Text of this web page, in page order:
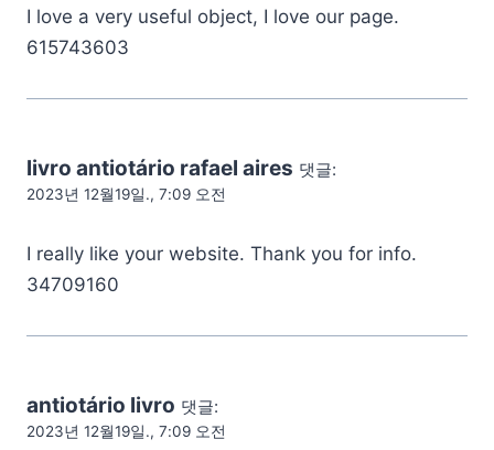
I love a very useful object, I love our page.
615743603
livro antiotário rafael aires 댓글:
2023년 12월19일., 7:09 오전
I really like your website. Thank you for info.
34709160
antiotário livro 댓글:
2023년 12월19일., 7:09 오전